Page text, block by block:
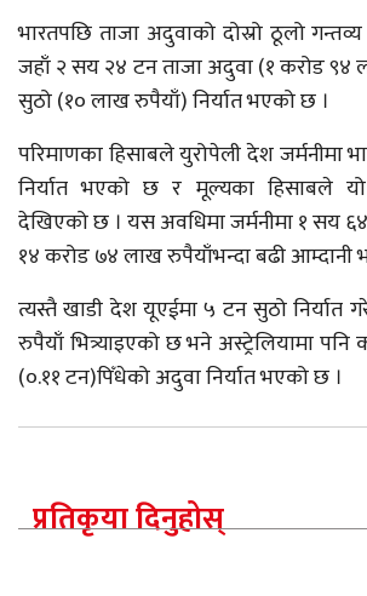
भारतपछि ताजा अदुवाको दोस्रो ठूलो
जहाँ २ सय २४ टन ताजा अदुवा (१ करोड ९४
सुठो (१० लाख रुपैयाँ) निर्यात भएको छ ।
परिमाणका हिसाबले युरोपेली देश जर्मनीमा
निर्यात भएको छ र मूल्यका हिसाबले
देखिएको छ । यस अवधिमा जर्मनीमा १ सय ६४
१४ करोड ७४ लाख रुपैयाँभन्दा बढी आम्दानी
त्यस्तै खाडी देश यूएईमा ५ टन सुठो निर्यात
रुपैयाँ भित्र्याइएको छ भने अस्ट्रेलियामा
(०.११ टन)पिँधेको अदुवा निर्यात भएको छ ।
प्रतिकृया दिनुहोस्